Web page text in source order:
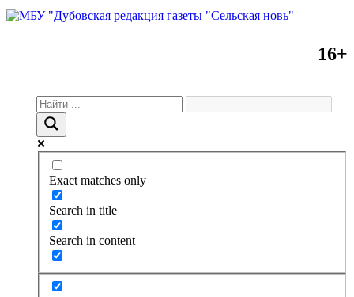
16+
Exact matches only
Search in title
Search in content